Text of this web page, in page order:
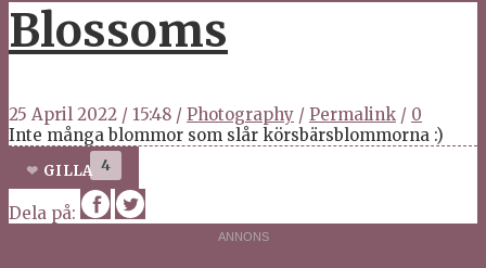
Blossoms
25 April 2022 / 15:48 / Photography / Permalink / 0
Inte många blommor som slår körsbärsblommorna :)
4
GILLA
Dela på: